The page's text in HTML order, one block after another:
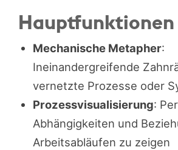
Hauptfunktionen
Mechanische Metapher:
Ineinandergreifende
vernetzte Prozesse oder
Prozessvisualisierung:
Abhängigkeiten und
Arbeitsabläufen zu zeigen